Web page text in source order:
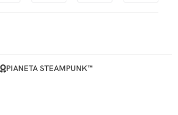
PIANETA STEAMPUNK™